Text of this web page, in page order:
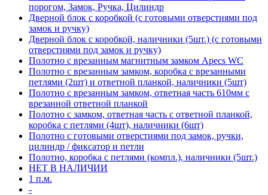
порогом, Замок, Ручка, Цилиндр
Дверной блок с коробкой (с готовыми отверстиями под
замок и ручку)
Дверной блок с коробкой, наличники (5шт.) (с готовыми
отверстиями под замок и ручку)
Полотно с врезанным магнитным замком Apecs WC
Полотно с врезанным замком, коробка с врезанными
петлями (2шт) и ответной планкой, наличники (5шт)
Полотно с врезанным замком, ответная часть 610мм с
врезанной ответной планкой
Полотно с замком, ответная часть с ответной планкой,
коробка с петлями (4шт), наличники (6шт)
Полотно с готовыми отверстиями под замок, ручки,
цилиндр / фиксатор и петли
Полотно, коробка с петлями (компл.), наличники (5шт.)
НЕТ В НАЛИЧИИ
1 п.м.
-